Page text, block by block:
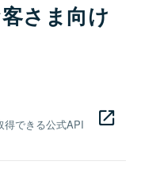
さま向け
得できる公式API